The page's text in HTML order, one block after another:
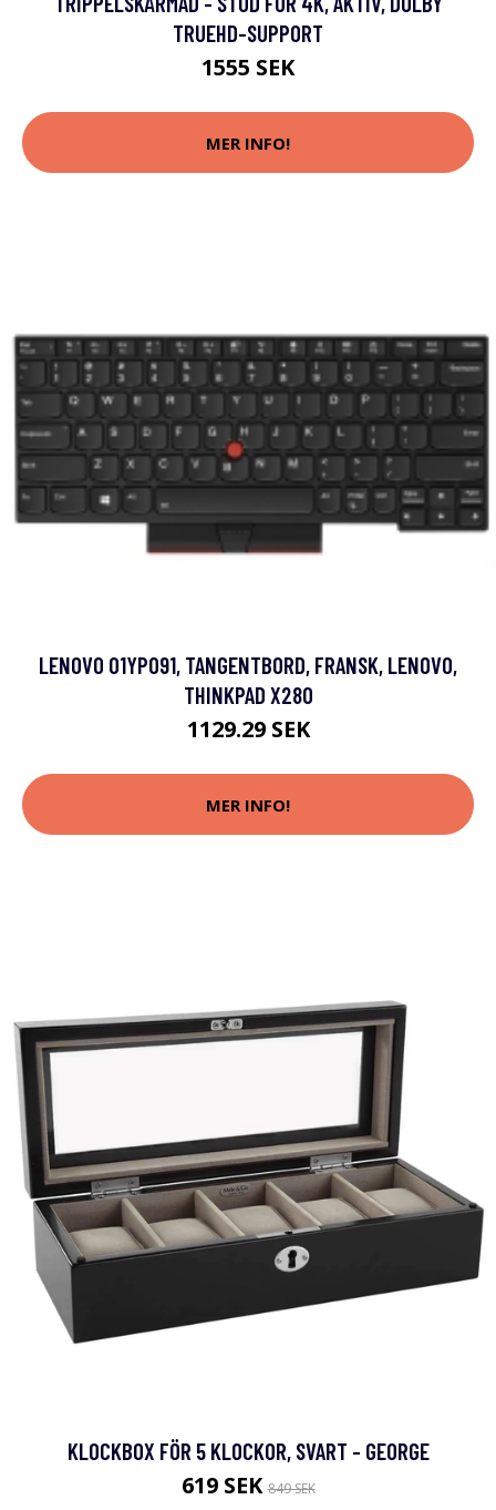
TRUEHD-SUPPORT
1555 SEK
MER INFO!
LENOVO 01YP091, TANGENTBORD, FRANSK, LENOVO,
THINKPAD X280
1129.29 SEK
MER INFO!
KLOCKBOX FÖR 5 KLOCKOR, SVART - GEORGE
619 SEK849 SEK